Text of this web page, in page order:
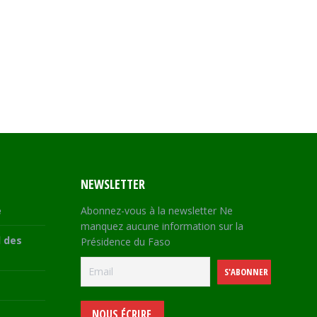
des
NEWSLETTER
Abonnez-vous à la newsletter Ne
manquez aucune information sur la
Présidence du Faso